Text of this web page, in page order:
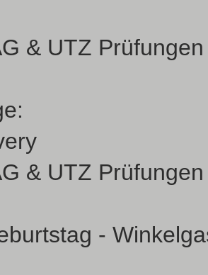
& UTZ Prüfungen
& UTZ Prüfungen
-